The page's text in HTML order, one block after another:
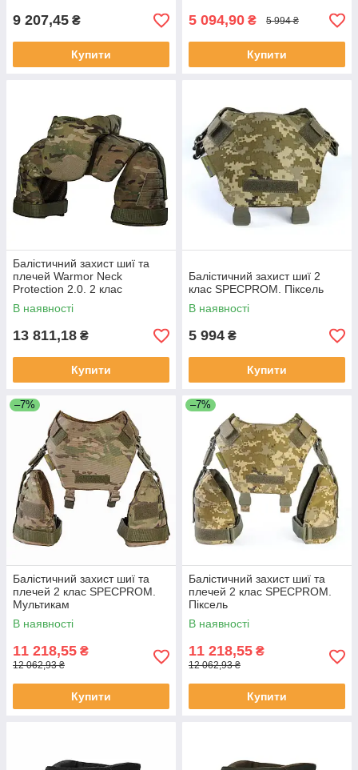
9 207,45 ₴
Купити
5 094,90 ₴ 5 994 ₴
Купити
Балістичний захист шиї та
плечей Warmor Neck
Protection 2.0. 2 клас
SPECPROM. Мультикам
В наявності
13 811,18 ₴
Купити
Балістичний захист шиї 2
клас SPECPROM. Піксель
В наявності
5 994 ₴
Купити
–7%
Балістичний захист шиї та
плечей 2 клас SPECPROM.
Мультикам
В наявності
11 218,55 ₴
12 062,93 ₴
Купити
–7%
Балістичний захист шиї та
плечей 2 клас SPECPROM.
Піксель
В наявності
11 218,55 ₴
12 062,93 ₴
Купити